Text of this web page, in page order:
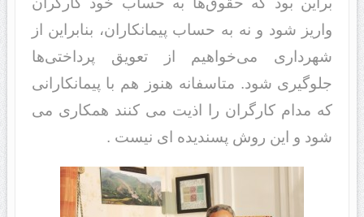
واریز شود و نه به حساب پیمانکاران، بنابراین از
شهرداری می‌خواهیم از تعویق پرداختی‌ها
جلوگیری شود. متاسفانه هنوز هم با پیمانکارانی
که مدام کارگران را اذیت می کنند همکاری می
شود و این روش پسندیده ای نیست .